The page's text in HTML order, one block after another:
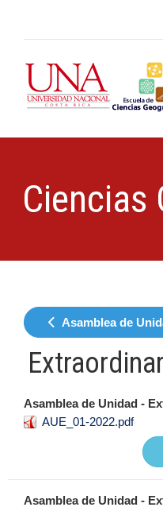
Ciencias
Asamblea de
Asamblea de Unidad -
AUE_01-2022.pdf
Asamblea de Unidad -